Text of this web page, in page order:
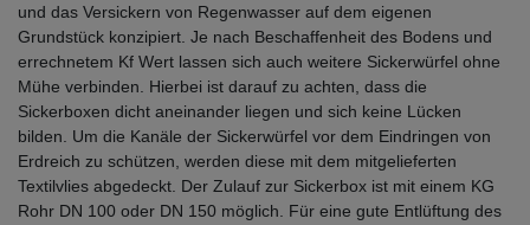
und das Versickern von Regenwasser auf dem eigenen
Grundstück konzipiert. Je nach Beschaffenheit des Bodens und
errechnetem Kf Wert lassen sich auch weitere Sickerwürfel ohne
Mühe verbinden. Hierbei ist darauf zu achten, dass die
Sickerboxen dicht aneinander liegen und sich keine Lücken
bilden. Um die Kanäle der Sickerwürfel vor dem Eindringen von
Erdreich zu schützen, werden diese mit dem mitgelieferten
Textilvlies abgedeckt. Der Zulauf zur Sickerbox ist mit einem KG
Rohr DN 100 oder DN 150 möglich. Für eine gute Entlüftung des